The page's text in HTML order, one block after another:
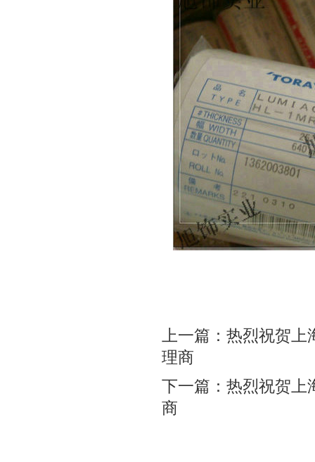
上一篇： 热烈祝贺上
理商
下一篇： 热烈祝贺上
商